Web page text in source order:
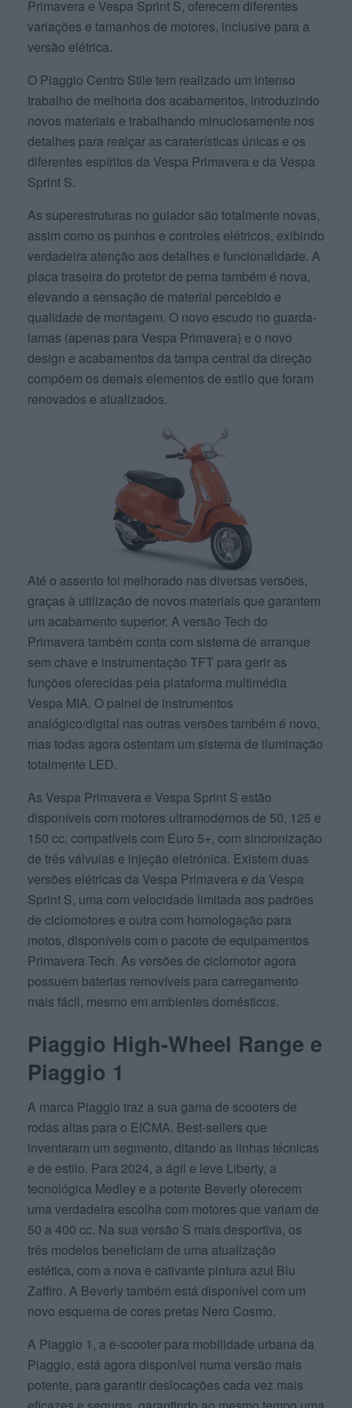
Primavera e Vespa Sprint S, oferecem diferentes
variações e tamanhos de motores, inclusive para a
versão elétrica.
O Piaggio Centro Stile tem realizado um intenso
trabalho de melhoria dos acabamentos, introduzindo
novos materiais e trabalhando minuciosamente nos
detalhes para realçar as caraterísticas únicas e os
diferentes espíritos da Vespa Primavera e da Vespa
Sprint S.
As superestruturas no guiador são totalmente novas,
assim como os punhos e controles elétricos, exibindo
verdadeira atenção aos detalhes e funcionalidade. A
placa traseira do protetor de perna também é nova,
elevando a sensação de material percebido e
qualidade de montagem. O novo escudo no guarda-
lamas (apenas para Vespa Primavera) e o novo
design e acabamentos da tampa central da direção
compõem os demais elementos de estilo que foram
renovados e atualizados.
Até o assento foi melhorado nas diversas versões,
graças à utilização de novos materiais que garantem
um acabamento superior. A versão Tech do
Primavera também conta com sistema de arranque
sem chave e instrumentação TFT para gerir as
funções oferecidas pela plataforma multimédia
Vespa MIA. O painel de instrumentos
analógico/digital nas outras versões também é novo,
mas todas agora ostentam um sistema de iluminação
totalmente LED.
As Vespa Primavera e Vespa Sprint S estão
disponíveis com motores ultramodernos de 50, 125 e
150 cc, compatíveis com Euro 5+, com sincronização
de três válvulas e injeção eletrónica. Existem duas
versões elétricas da Vespa Primavera e da Vespa
Sprint S, uma com velocidade limitada aos padrões
de ciclomotores e outra com homologação para
motos, disponíveis com o pacote de equipamentos
Primavera Tech. As versões de ciclomotor agora
possuem baterias removíveis para carregamento
mais fácil, mesmo em ambientes domésticos.
Piaggio High-Wheel Range e
Piaggio 1
A marca Piaggio traz a sua gama de scooters de
rodas altas para o EICMA. Best-sellers que
inventaram um segmento, ditando as linhas técnicas
e de estilo. Para 2024, a ágil e leve Liberty, a
tecnológica Medley e a potente Beverly oferecem
uma verdadeira escolha com motores que variam de
50 a 400 cc. Na sua versão S mais desportiva, os
três modelos beneficiam de uma atualização
estética, com a nova e cativante pintura azul Blu
Zaffiro. A Beverly também está disponível com um
novo esquema de cores pretas Nero Cosmo.
A Piaggio 1, a e-scooter para mobilidade urbana da
Piaggio, está agora disponível numa versão mais
potente, para garantir deslocações cada vez mais